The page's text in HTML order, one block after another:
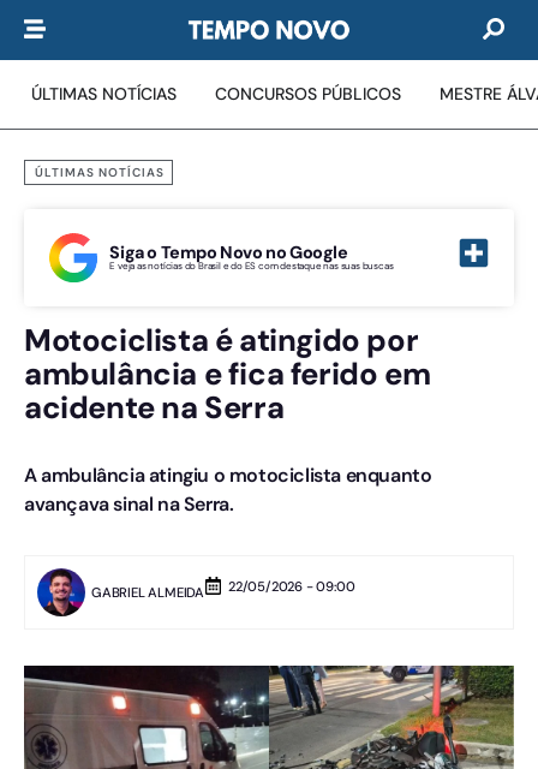
ÚLTIMAS NOTÍCIAS CONCURSOS PÚBLICOS MESTRE
ÚLTIMAS NOTÍCIAS
Siga o Tempo Novo no Google
E veja as notícias do Brasil e do ES com destaque nas suas buscas
Motociclista é atingido por
ambulância e fica ferido em
acidente na Serra
A ambulância atingiu o motociclista enquanto
avançava sinal na Serra.
GABRIEL ALMEIDA 22/05/2026 - 09:00